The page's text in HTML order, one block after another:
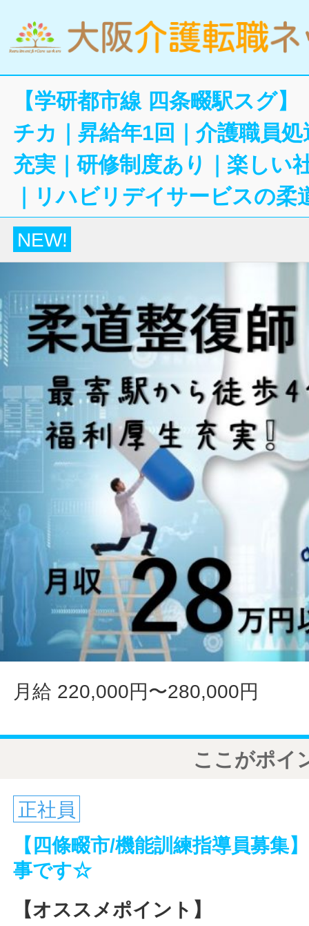
【学研都市線 四条畷駅スグ
チカ｜昇給年1回｜介護職員
充実｜研修制度あり｜楽しい
｜リハビリデイサービスの柔
NEW!
月給 220,000円〜280,000円
ここがポイ
正社員
【四條畷市/機能訓練指導員募集
事です☆
【オススメポイント】